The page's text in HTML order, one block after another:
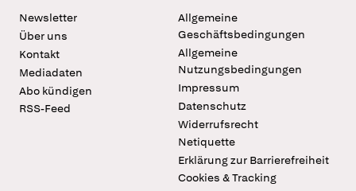
Newsletter
Über uns
Kontakt
Mediadaten
Abo kündigen
RSS-Feed
Allgemeine
Geschäftsbedingungen
Allgemeine
Nutzungsbedingungen
Impressum
Datenschutz
Widerrufsrecht
Netiquette
Erklärung zur Barrierefreiheit
Cookies & Tracking